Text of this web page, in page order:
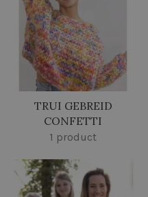
TRUI GEBREID
CONFETTI
1 product